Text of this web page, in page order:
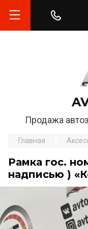
Продажа
Главная
Рамка гос.
надписью )